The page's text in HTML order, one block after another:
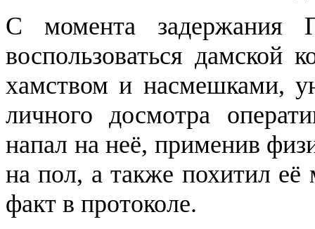
С момента задержания
воспользоваться дамской
хамством и насмешками,
личного досмотра
напал на неё, применив
на пол, а также похитил её
факт в протоколе.